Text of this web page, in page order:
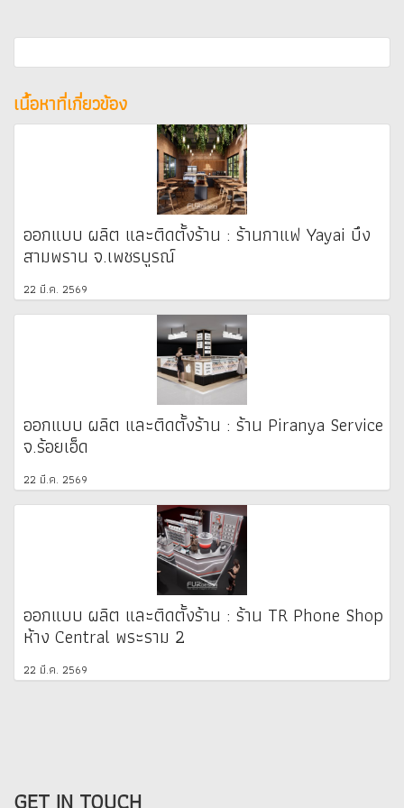
เนื้อหาที่เกี่ยวข้อง
ออกแบบ ผลิต และติดตั้งร้าน : ร้านกาแฟ Yayai บึง
สามพราน จ.เพชรบูรณ์
22 มี.ค. 2569
ออกแบบ ผลิต และติดตั้งร้าน : ร้าน Piranya Service
จ.ร้อยเอ็ด
22 มี.ค. 2569
ออกแบบ ผลิต และติดตั้งร้าน : ร้าน TR Phone Shop
ห้าง Central พระราม 2
22 มี.ค. 2569
GET IN TOUCH